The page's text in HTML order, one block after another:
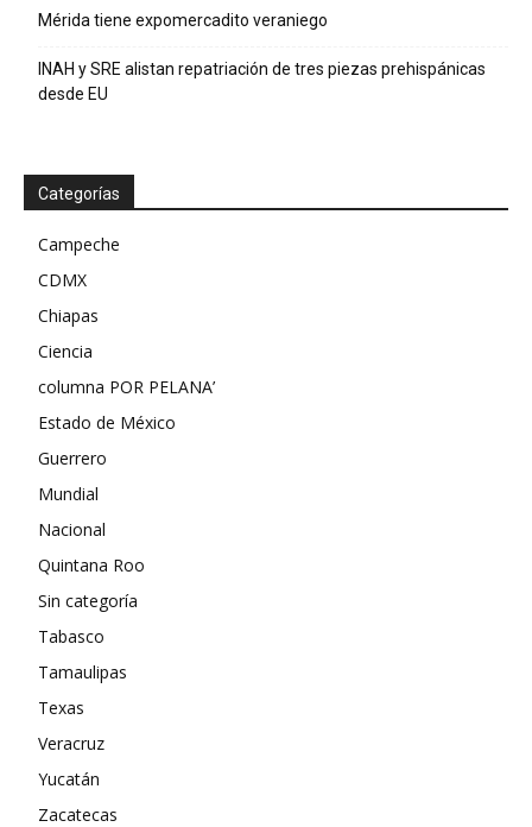
Mérida tiene expomercadito veraniego
INAH y SRE alistan repatriación de tres piezas prehispánicas
desde EU
Categorías
Campeche
CDMX
Chiapas
Ciencia
columna POR PELANA’
Estado de México
Guerrero
Mundial
Nacional
Quintana Roo
Sin categoría
Tabasco
Tamaulipas
Texas
Veracruz
Yucatán
Zacatecas